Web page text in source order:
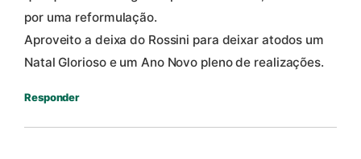
por uma reformulação.
Aproveito a deixa do Rossini para deixar atodos um
Natal Glorioso e um Ano Novo pleno de realizações.
Responder